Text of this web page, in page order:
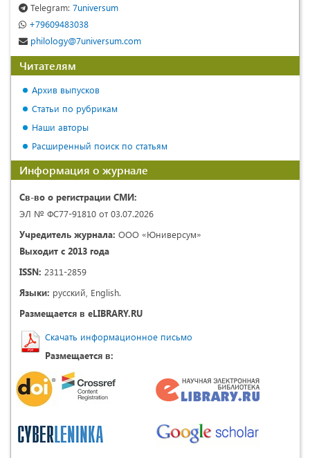
Telegram: 7universum
+79609483038
philology@7universum.com
Читателям
Архив выпусков
Статьи по рубрикам
Наши авторы
Расширенный поиск по статьям
Информация о журнале
Св-во о регистрации СМИ:
ЭЛ № ФС77-91810 от 03.07.2026
Учредитель журнала: ООО «Юниверсум»
Выходит с 2013 года
ISSN: 2311-2859
Языки: русский, English.
Размещается в eLIBRARY.RU
Скачать информационное письмо
Размещается в: